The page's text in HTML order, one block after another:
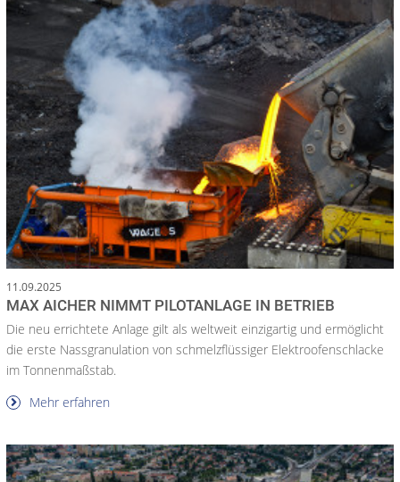
11.09.2025
MAX AICHER NIMMT PILOTANLAGE IN BETRIEB
Die neu errichtete Anlage gilt als weltweit einzigartig und ermöglicht
die erste Nassgranulation von schmelzflüssiger Elektroofenschlacke
im Tonnenmaßstab.
Mehr erfahren